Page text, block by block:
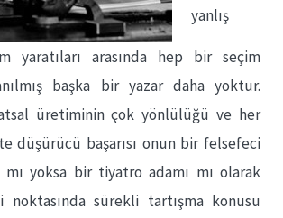
yanlış
yaratıları arasında hep bir seçim
başka bir yazar daha yoktur.
üretiminin çok yönlülüğü ve her
düşürücü başarısı onun bir felsefeci
yoksa bir tiyatro adamı mı olarak
noktasında sürekli tartışma konusu